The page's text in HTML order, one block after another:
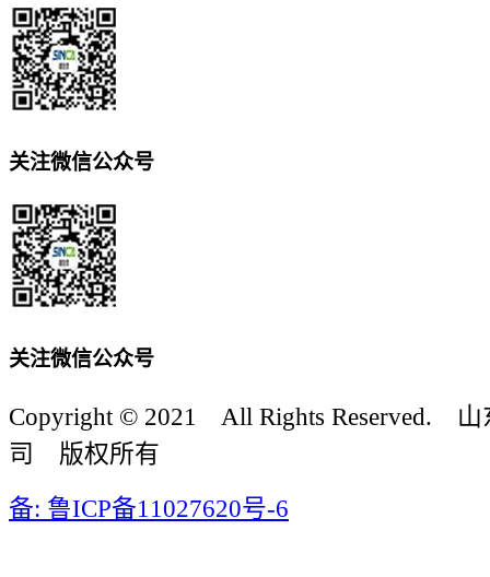
关注微信公众号
关注微信公众号
Copyright © 2021 All Rights Reserved. 山
司 版权所有
备: 鲁ICP备11027620号-6